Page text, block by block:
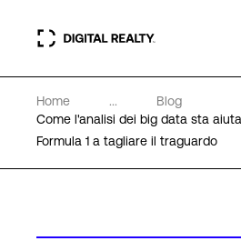
Data center
PlatformDIGITAL®
Home ...
Blog
Come l'analisi dei big data sta
Formula 1 a tagliare il traguardo